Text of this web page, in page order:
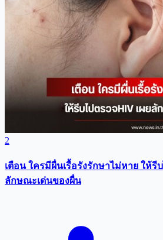
2
เตือน ใครมีผื่นเรื้อรังรักษาไม่หาย ให้รี
ลักษณะเด่นของผื่น